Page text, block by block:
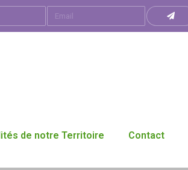
de notre Territoire Contact